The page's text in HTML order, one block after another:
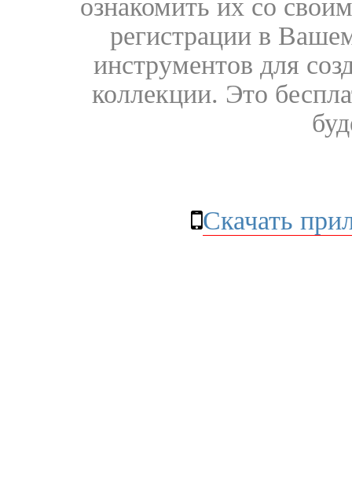
ознакомить их со
регистрации в
инструментов для
коллекции. Это
Скачать